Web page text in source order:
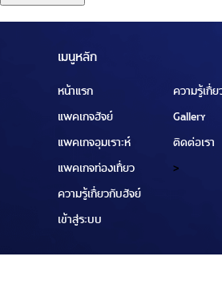
เมนูหลัก
หน้าแรก
แพคเกจฮัจย์
แพคเกจอุมเราะห์
แพคเกจท่องเที่ยว
ความรู้เกี่ยวกับฮัจย์
เข้าสู่ระบบ
ความรู้เกี่ย
Gallery
ติดต่อเรา
>